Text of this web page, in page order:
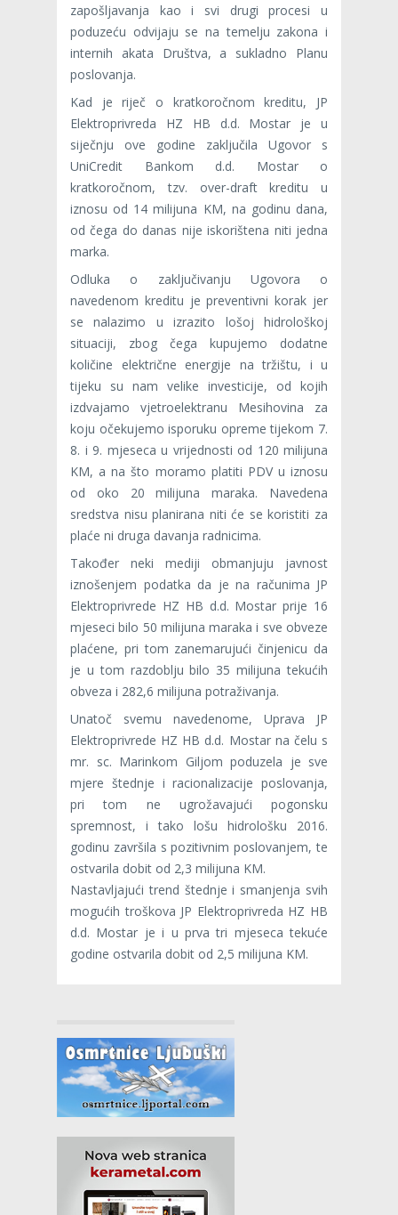
zapošljavanja kao i svi drugi procesi u
poduzeću odvijaju se na temelju zakona i
internih akata Društva, a sukladno Planu
poslovanja.
Kad je riječ o kratkoročnom kreditu, JP
Elektroprivreda HZ HB d.d. Mostar je u
siječnju ove godine zaključila Ugovor s
UniCredit Bankom d.d. Mostar o
kratkoročnom, tzv. over-draft kreditu u
iznosu od 14 milijuna KM, na godinu dana,
od čega do danas nije iskorištena niti jedna
marka.
Odluka o zaključivanju Ugovora o
navedenom kreditu je preventivni korak jer
se nalazimo u izrazito lošoj hidrološkoj
situaciji, zbog čega kupujemo dodatne
količine električne energije na tržištu, i u
tijeku su nam velike investicije, od kojih
izdvajamo vjetroelektranu Mesihovina za
koju očekujemo isporuku opreme tijekom 7.
8. i 9. mjeseca u vrijednosti od 120 milijuna
KM, a na što moramo platiti PDV u iznosu
od oko 20 milijuna maraka. Navedena
sredstva nisu planirana niti će se koristiti za
plaće ni druga davanja radnicima.
Također neki mediji obmanjuju javnost
iznošenjem podatka da je na računima JP
Elektroprivrede HZ HB d.d. Mostar prije 16
mjeseci bilo 50 milijuna maraka i sve obveze
plaćene, pri tom zanemarujući činjenicu da
je u tom razdoblju bilo 35 milijuna tekućih
obveza i 282,6 milijuna potraživanja.
Unatoč svemu navedenome, Uprava JP
Elektroprivrede HZ HB d.d. Mostar na čelu s
mr. sc. Marinkom Giljom poduzela je sve
mjere štednje i racionalizacije poslovanja,
pri tom ne ugrožavajući pogonsku
spremnost, i tako lošu hidrološku 2016.
godinu završila s pozitivnim poslovanjem, te
ostvarila dobit od 2,3 milijuna KM.
Nastavljajući trend štednje i smanjenja svih
mogućih troškova JP Elektroprivreda HZ HB
d.d. Mostar je i u prva tri mjeseca tekuće
godine ostvarila dobit od 2,5 milijuna KM.